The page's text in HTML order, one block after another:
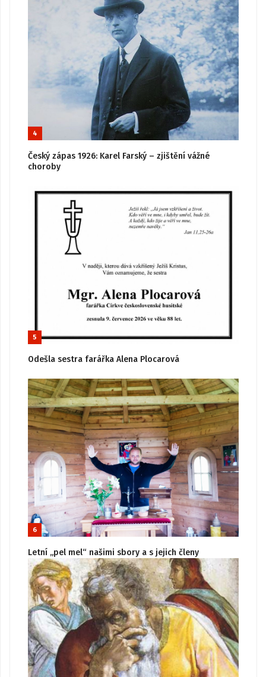
4
Český zápas 1926: Karel Farský – zjištění vážné
choroby
5
Odešla sestra farářka Alena Plocarová
6
Letní „pel mel“ našimi sbory a s jejich členy